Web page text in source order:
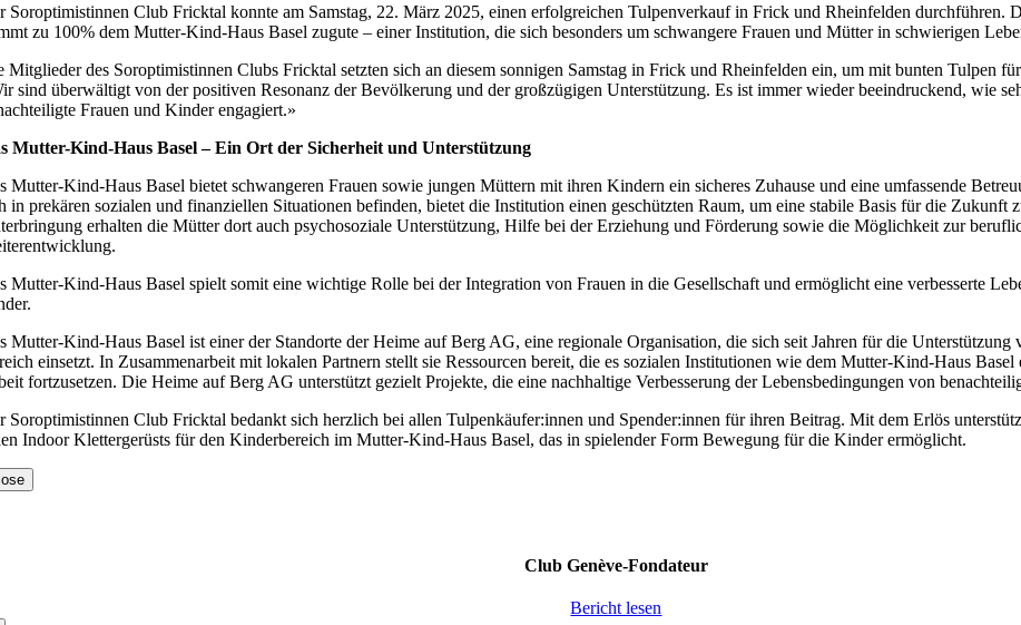
Soroptimistinnen Club Fricktal konnte am Samstag, 22. März 2025, einen erfolgreichen Tulpenverkauf in Frick und Rheinfelden durchführen.
zu 100% dem Mutter-Kind-Haus Basel zugute – einer Institution, die sich besonders um schwangere Frauen und Mütter in schwierigen
Mitglieder des Soroptimistinnen Clubs Fricktal setzten sich an diesem sonnigen Samstag in Frick und Rheinfelden ein, um mit bunten Tulpen
sind überwältigt von der positiven Resonanz der Bevölkerung und der großzügigen Unterstützung. Es ist immer wieder beeindruckend, wie
Frauen und Kinder engagiert.»
Mutter-Kind-Haus Basel – Ein Ort der Sicherheit und Unterstützung
Mutter-Kind-Haus Basel bietet schwangeren Frauen sowie jungen Müttern mit ihren Kindern ein sicheres Zuhause und eine umfassende
in prekären sozialen und finanziellen Situationen befinden, bietet die Institution einen geschützten Raum, um eine stabile Basis für die Zukunft
erhalten die Mütter dort auch psychosoziale Unterstützung, Hilfe bei der Erziehung und Förderung sowie die Möglichkeit zur
Mutter-Kind-Haus Basel spielt somit eine wichtige Rolle bei der Integration von Frauen in die Gesellschaft und ermöglicht eine verbesserte
Mutter-Kind-Haus Basel ist einer der Standorte der Heime auf Berg AG, eine regionale Organisation, die sich seit Jahren für die Unterstützung
einsetzt. In Zusammenarbeit mit lokalen Partnern stellt sie Ressourcen bereit, die es sozialen Institutionen wie dem Mutter-Kind-Haus
fortzusetzen. Die Heime auf Berg AG unterstützt gezielt Projekte, die eine nachhaltige Verbesserung der Lebensbedingungen von
Soroptimistinnen Club Fricktal bedankt sich herzlich bei allen Tulpenkäufer:innen und Spender:innen für ihren Beitrag. Mit dem Erlös
Indoor Klettergerüsts für den Kinderbereich im Mutter-Kind-Haus Basel, das in spielender Form Bewegung für die Kinder ermöglicht.
Club Genève-Fondateur
Bericht lesen